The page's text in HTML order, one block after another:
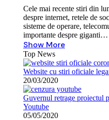
Cele mai recente stiri din
despre internet, retele de
sisteme de operare,
importante despre giganti…
Show More
Top News
Website cu stiri oficiale
20/03/2020
Guvernul retrage proiectul
Youtube
05/05/2020